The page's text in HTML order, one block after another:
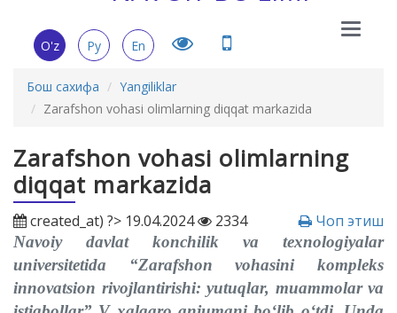
Main
O'z Ру En
Бош сахифа
Yangiliklar
Zarafshon vohasi olimlarning diqqat markazida
Zarafshon vohasi olimlarning
diqqat markazida
created_at) ?> 19.04.2024 2334 Чоп этиш
Navoiy davlat konchilik va texnologiyalar
universitetida “Zarafshon vohasini kompleks
innovatsion rivojlantirishi: yutuqlar, muammolar va